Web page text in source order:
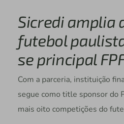
Sicredi amplia
futebol
se principal
Com a parceria, instituição
segue como title sponsor do
mais oito competições do